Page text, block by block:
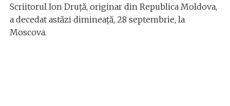
Scriitorul Ion Druță, originar din Republica Moldova,
a decedat astăzi dimineață, 28 septembrie, la
Moscova.